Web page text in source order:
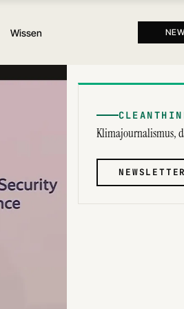
Wissen
Klimajournalismus,